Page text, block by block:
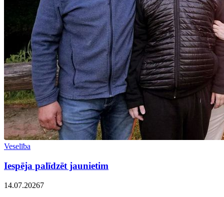
Veselība
Iespēja palīdzēt jaunietim
14.07.20267